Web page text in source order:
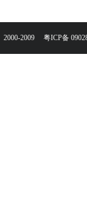
2000-2009 粤ICP备